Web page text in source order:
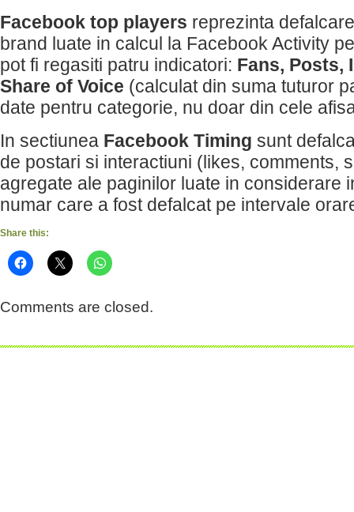
Facebook top players reprezinta
brand luate in calcul la Facebook Activity
pot fi regasiti patru indicatori: Fans, Posts,
Share of Voice (calculat din suma tuturor
date pentru categorie, nu doar din cele
In sectiunea Facebook Timing sunt
de postari si interactiuni (likes, comments,
agregate ale paginilor luate in considerare
numar care a fost defalcat pe intervale
Share this:
Comments are closed.